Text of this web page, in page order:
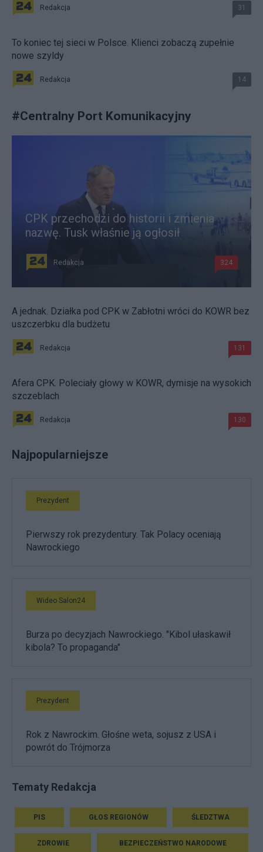
Redakcja 31
To koniec tej sieci w Polsce. Klienci zobaczą zupełnie
nowe szyldy
Redakcja 14
#Centralny Port Komunikacyjny
CPK przechodzi do historii i zmienia
nazwę. Tusk właśnie ją ogłosił
Redakcja 324
A jednak. Działka pod CPK w Zabłotni wróci do KOWR bez
uszczerbku dla budżetu
Redakcja 131
Afera CPK. Poleciały głowy w KOWR, dymisje na wysokich
szczeblach
Redakcja 130
Najpopularniejsze
Prezydent
Pierwszy rok prezydentury. Tak Polacy oceniają
Nawrockiego
Wideo Salon24
Burza po decyzjach Nawrockiego. "Kibol ułaskawił
kibola? To propaganda"
Prezydent
Rok z Nawrockim. Głośne weta, sojusz z USA i
powrót do Trójmorza
Tematy Redakcja
PIS GŁOS REGIONÓW ŚLEDZTWA
ZDROWIE BEZPIECZEŃSTWO NARODOWE